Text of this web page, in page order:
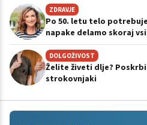
ZDRAVJE
Po 50. letu telo
napake delamo skoraj vsi
DOLGOŽIVOST
Želite živeti dlje?
strokovnjaki